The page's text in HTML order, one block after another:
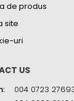
de produs
site
uri
US
004 0723